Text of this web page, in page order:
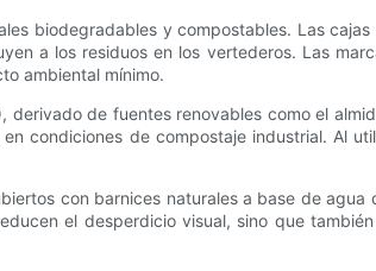
biodegradables y compostables. Las
a los residuos en los vertederos. Las
ambiental mínimo.
de fuentes renovables como el
condiciones de compostaje industrial. Al
con barnices naturales a base de agua
el desperdicio visual, sino que